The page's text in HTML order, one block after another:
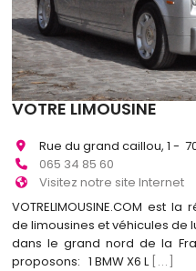
VOTRE LIMOUSINE
Rue du grand caillou, 1 -
065 34 85 60
Visitez notre site Internet
VOTRELIMOUSINE.COM est
de limousines et véhicules de
dans le grand nord de la
proposons: 1 BMW X6 L [...]